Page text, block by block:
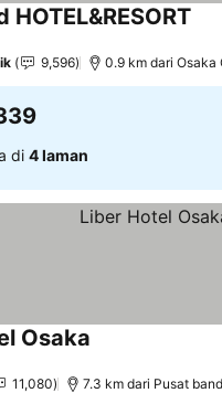
HOTEL&RESORT
9,596 0.9 km dari Osaka
di 4 laman
Osaka
11,080 7.3 km dari Pusat